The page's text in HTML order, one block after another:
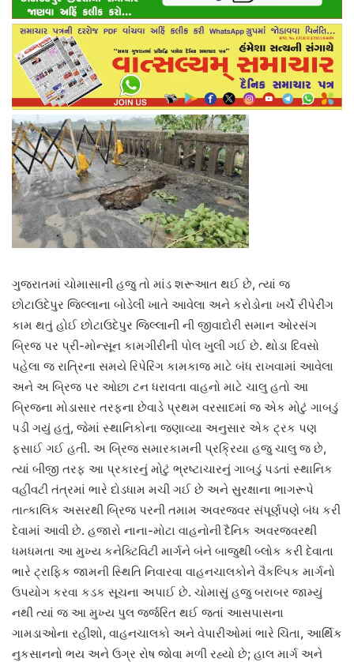
​ગુજરાતમાં ચોમાસાની હજુ તો માંડ શરૂઆત થઈ છે, ત્યાં જ
છોટાઉદેપુર જિલ્લાના બોડેલી ખાતે આવેલા અને કરોડોના ખર્ચે રીપેરીંગ
કામ થતું હોઈ છોટાઉદેપુર જિલ્લાની ની જીવાદોરી સમાન ઓરસંગ
બ્રિજ પર પ્રી-મોન્સૂન કામગીરીની પોલ ખુલી ગઈ છે. થોડા દિવસો
પહેલા જ રાત્રિના સમયે રિપેરિંગ કામકાજ માટે બંધ રાખવામાં આવેલા
અને અ બ્રિજ પર ઓછા ટન ધરાવતા વાહનો માટે ચાલુ હતો આ
બ્રિજના મોડાસાર તરફના છેવાડે પ્રથમ વરસાદમાં જ એક મોટું ગાબડું
પડી ગયું હતું, જેમાં સ્થાનિકોના જણાવ્યા અનુસાર એક ટ્રક પણ
ફસાઈ ગઈ હતી. અ બ્રિજ સમારકામની પ્રક્રિયા હજુ ચાલુ જ છે,
ત્યાં બીજી તરફ આ પ્રકારનું મોટું ભ્રષ્ટાચારનું ગાબડું પડતાં સ્થાનિક
વહીવટી તંત્રમાં ભારે દોડધામ મચી ગઈ છે અને સુરક્ષાના ભાગરૂપે
તાત્કાલિક અસરથી બ્રિજ પરની તમામ અવરજવર સંપૂર્ણપણે બંધ કરી
દેવામાં આવી છે. હજારો નાના-મોટા વાહનોની દૈનિક અવરજવરથી
ધમધમતા આ મુખ્ય કનેક્ટિવિટી માર્ગને બંને બાજુથી બ્લોક કરી દેવાતા
ભારે ટ્રાફિક જામની સ્થિતિ નિવારવા વાહનચાલકોને વૈકલ્પિક માર્ગનો
ઉપયોગ કરવા કડક સૂચના અપાઈ છે. ચોમાસું હજુ બરાબર જામ્યું
નથી ત્યાં જ આ મુખ્ય પુલ જર્જરિત થઈ જતાં આસપાસના
ગામડાઓના રહીશો, વાહનચાલકો અને વેપારીઓમાં ભારે ચિંતા, આર્થિક
નુકસાનનો ભય અને ઉગ્ર રોષ જોવા મળી રહ્યો છે; હાલ માર્ગ અને